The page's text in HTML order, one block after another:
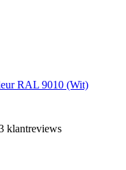
RAL 9010 (Wit)
klantreviews